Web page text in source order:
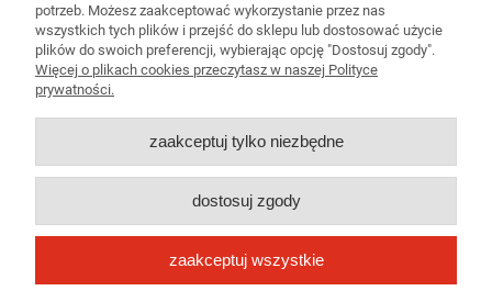
phone tel. (62) 72 72 452
phone kom. +48 795 955 506
email
Informacje
Moje konto
O nas
potrzeb. Możesz zaakceptować wykorzystanie przez nas
wszystkich tych plików i przejść do sklepu lub dostosować użycie
plików do swoich preferencji, wybierając opcję "Dostosuj zgody".
Więcej o plikach cookies przeczytasz w naszej Polityce
prywatności.
zaakceptuj tylko niezbędne
dostosuj zgody
zaakceptuj wszystkie